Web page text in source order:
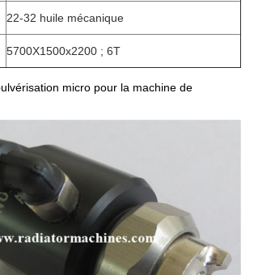
22-32 huile mécanique
5700X1500x2200 ; 6T
micro pour la machine de